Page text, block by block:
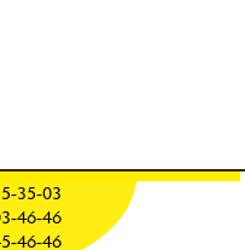
35-03
46-46
46-46